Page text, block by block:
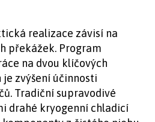
realizace závisí na
překážek. Program
na dvou klíčových
zvýšení účinnosti
Tradiční supravodivé
drahé kryogenní chladicí